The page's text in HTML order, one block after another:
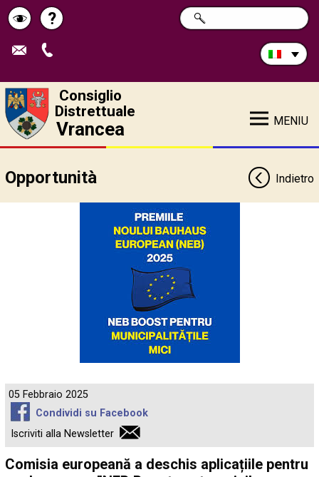
Schimbă
contrastul
Pagina
de
?
Cerca
nel
RICERCA
Consiglio
Distrettuale
Vrancea MENIU
Opportunità Indietro
05 Febbraio 2025
Condividi su Facebook
Iscriviti alla Newsletter
Comisia europeană a deschis aplicațiile pentru